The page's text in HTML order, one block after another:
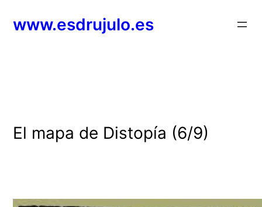
www.esdrujulo.es
El mapa de Distopía (6/9)